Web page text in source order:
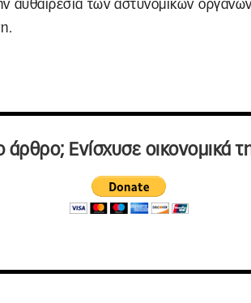
αυθαιρεσία των αστυνομικών
Ενίσχυσε οικονομικά